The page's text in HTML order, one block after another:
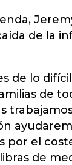
de la
de lo
de
por el
de